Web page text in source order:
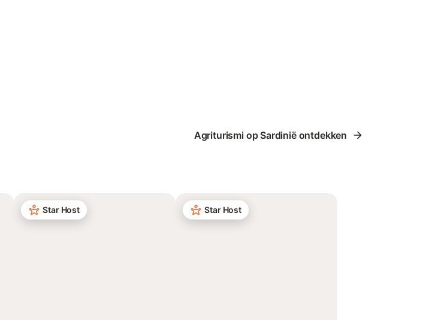
Agriturismi op Sardinië ontdekken
Star Host Star Host